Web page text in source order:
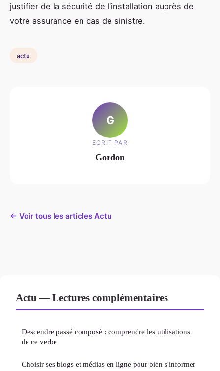
justifier de la sécurité de l’installation auprès de
votre assurance en cas de sinistre.
actu
G
ECRIT PAR
Gordon
← Voir tous les articles Actu
Actu — Lectures complémentaires
Descendre passé composé : comprendre les utilisations
de ce verbe
Choisir ses blogs et médias en ligne pour bien s'informer